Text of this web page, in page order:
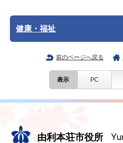
健康・福祉
前のページへ戻る
表示 PC
由利本荘市役所